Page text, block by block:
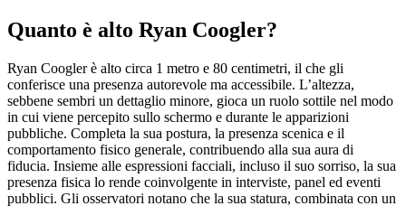
Quanto è alto Ryan Coogler?
Ryan Coogler è alto circa 1 metro e 80 centimetri, il che gli
conferisce una presenza autorevole ma accessibile. L’altezza,
sebbene sembri un dettaglio minore, gioca un ruolo sottile nel modo
in cui viene percepito sullo schermo e durante le apparizioni
pubbliche. Completa la sua postura, la presenza scenica e il
comportamento fisico generale, contribuendo alla sua aura di
fiducia. Insieme alle espressioni facciali, incluso il suo sorriso, la sua
presenza fisica lo rende coinvolgente in interviste, panel ed eventi
pubblici. Gli osservatori notano che la sua statura, combinata con un